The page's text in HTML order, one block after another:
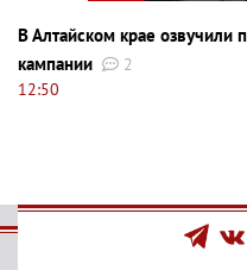
В Алтайском крае озвучили
кампании
2
12:50